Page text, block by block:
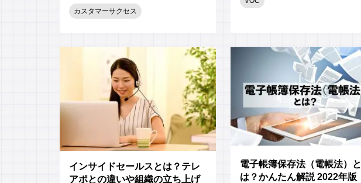
カスタマーサクセス
インサイドセールスとは？テレ
アポとの違いや組織の立ち上げ
電子帳簿保存法（電帳法）と
は？かんたん解説 2022年版